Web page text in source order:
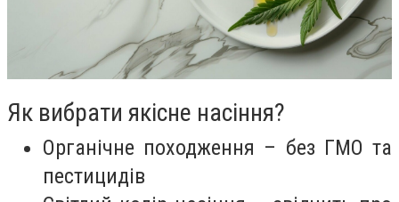
Як вибрати якісне насіння?
Органічне походження – без ГМО та
пестицидів